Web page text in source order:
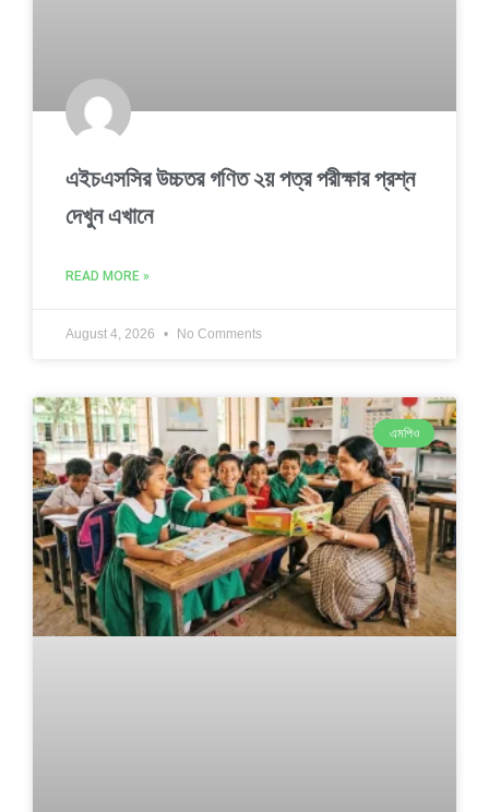
এইচএসসির উচ্চতর গণিত ২য় পত্র পরীক্ষার প্রশ্ন
দেখুন এখানে
READ MORE »
August 4, 2026 No Comments
এমপিও